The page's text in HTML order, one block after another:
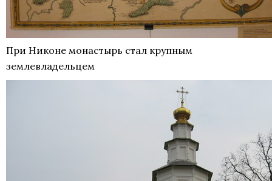
При Никоне монастырь стал крупным
землевладельцем